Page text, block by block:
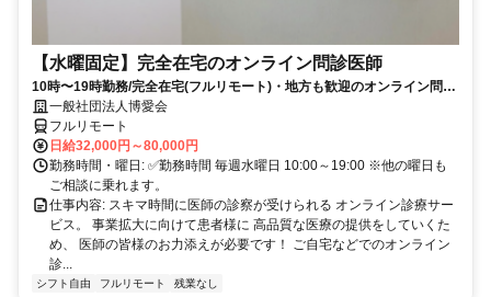
【水曜固定】完全在宅のオンライン問診医師
10時〜19時勤務/完全在宅(フルリモート)・地方も歓迎のオンライン問診
業務一般社団法人博愛会
フルリモート
日給32,000円～80,000円
勤務時間・曜日: ✅勤務時間 毎週水曜日 10:00～19:00 ※他の曜日も
ご相談に乗れます。
仕事内容: スキマ時間に医師の診察が受けられる オンライン診療サー
ビス。 事業拡大に向けて患者様に 高品質な医療の提供をしていくた
め、 医師の皆様のお力添えが必要です！ ご自宅などでのオンライン
診...
シフト自由 フルリモート 残業なし